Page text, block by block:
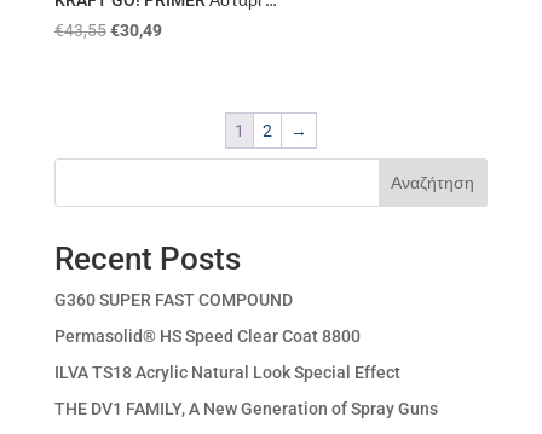
€43,55 €30,49
1 2 →
Αναζήτηση
Recent Posts
G360 SUPER FAST COMPOUND
Permasolid® HS Speed Clear Coat 8800
ILVA TS18 Acrylic Natural Look Special Effect
THE DV1 FAMILY, A New Generation of Spray Guns